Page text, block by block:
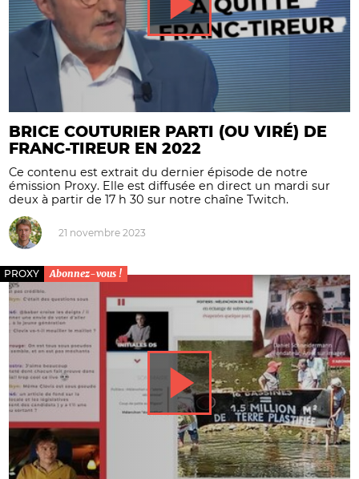
BRICE COUTURIER PARTI (OU VIRÉ) DE
FRANC-TIREUR EN 2022
Ce contenu est extrait du dernier épisode de notre
émission Proxy. Elle est diffusée en direct un mardi sur
deux à partir de 17 h 30 sur notre chaîne Twitch.
21 novembre 2023
PROXY Abonnez-vous !